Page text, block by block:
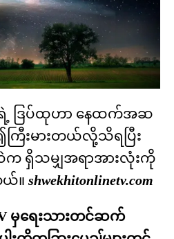
ဒြပ်ထုဟာ နေထက်အဆ
၍ကြီးမားတယ်လို့သိရပြီး
ရှိသမျှအရာအားလုံးကို
ယ်။ shwekhitonlinetv.com
မှရေးသားတင်ဆက်